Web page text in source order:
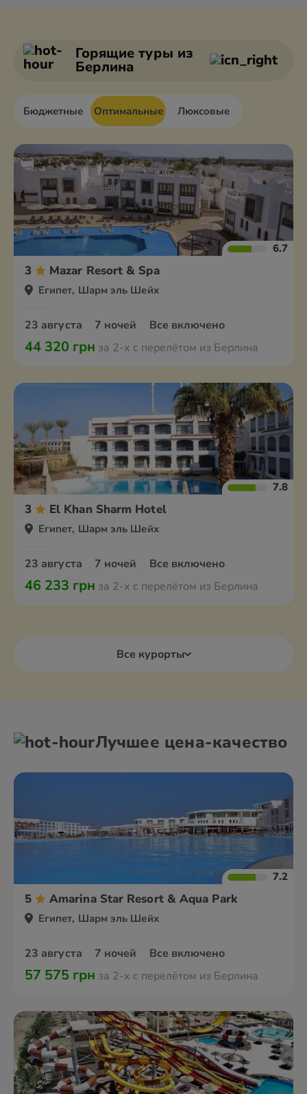
Асуан Каир
Горящие туры из
Берлина
Бюджетные Оптимальные Люксовые
6.7
3 Mazar Resort & Spa
Египет, Шарм эль Шейх
23 августа 7 ночей Все включено
44 320 грн за 2-х с перелётом из Берлина
7.8
3 El Khan Sharm Hotel
Египет, Шарм эль Шейх
23 августа 7 ночей Все включено
46 233 грн за 2-х с перелётом из Берлина
Все курорты
Лучшее цена-качество
7.2
5 Amarina Star Resort & Aqua Park
Египет, Шарм эль Шейх
23 августа 7 ночей Все включено
57 575 грн за 2-х с перелётом из Берлина